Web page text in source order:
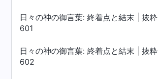
日々の神の御言葉: 終着点と結末 | 抜粋
601
日々の神の御言葉: 終着点と結末 | 抜粋
602